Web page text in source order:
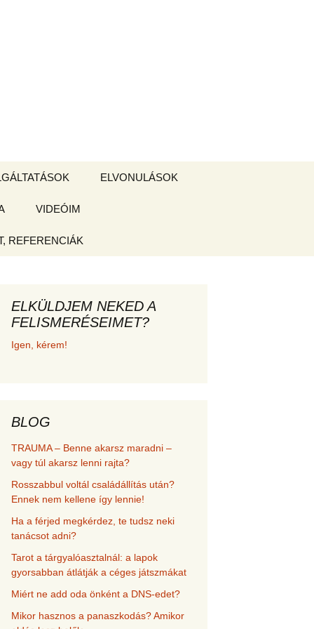
BOLT
ELVONULÁSOK
VIDEÓIM
REFERENCIÁK
az új
és
ELKÜLDJEM NEKED A
FELISMERÉSEIMET?
Igen, kérem!
BLOG
TRAUMA – Benne akarsz maradni –
vagy túl akarsz lenni rajta?
Rosszabbul voltál családállítás után?
Ennek nem kellene így lennie!
Ha a férjed megkérdez, te tudsz neki
tanácsot adni?
Tarot a tárgyalóasztalnál: a lapok
gyorsabban átlátják a céges játszmákat
Miért ne add oda önként a DNS-edet?
Mikor hasznos a panaszkodás? Amikor